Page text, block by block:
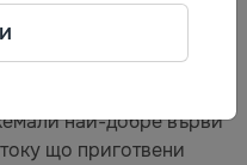
класически "Kula" е
Сосът е приготвен
на ароматни
най-добре върви
що приготвени